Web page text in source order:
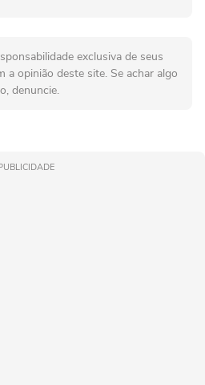
exclusiva de seus
a opinião deste site. Se achar algo
denuncie.